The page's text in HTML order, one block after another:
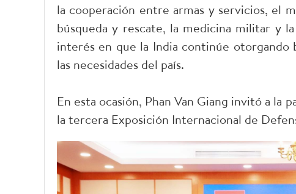
la cooperación entre armas y servicios, el
búsqueda y rescate, la medicina militar y
interés en que la India continúe otorgando
las necesidades del país.
En esta ocasión, Phan Van Giang invitó a
la tercera Exposición Internacional de